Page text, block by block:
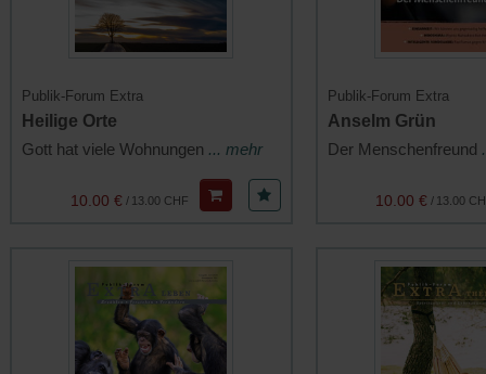
Publik-Forum Extra
Heilige Orte
Gott hat viele Wohnungen ... mehr
13.00 CHF
/
10.00 €
Publik-Forum Extra
Anselm Grün
Der Menschenfreund
13.00
/
10.00 €